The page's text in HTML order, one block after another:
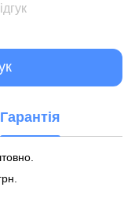
Гарантія